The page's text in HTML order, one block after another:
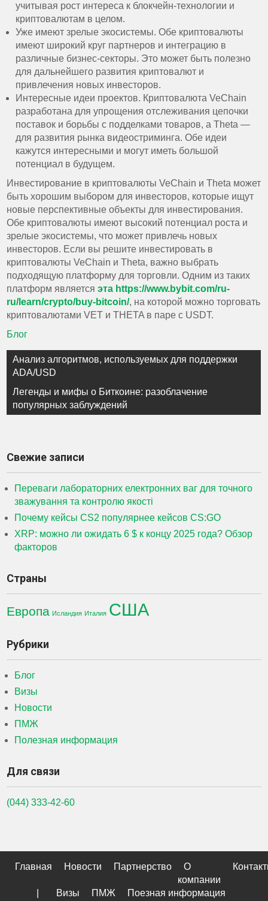
учитывая рост интереса к блокчейн-технологии и
криптовалютам в целом.
Уже имеют зрелые экосистемы. Обе криптовалюты
имеют широкий круг партнеров и интеграцию в
различные бизнес-секторы. Это может быть полезно
для дальнейшего развития криптовалют и
привлечения новых инвесторов.
Интересные идеи проектов. Криптовалюта VeChain
разработана для упрощения отслеживания цепочки
поставок и борьбы с подделками товаров, а Theta —
для развития рынка видеостриминга. Обе идеи
кажутся интересными и могут иметь большой
потенциал в будущем.
Инвестирование в криптовалюты VeChain и Theta может
быть хорошим выбором для инвесторов, которые ищут
новые перспективные объекты для инвестирования.
Обе криптовалюты имеют высокий потенциал роста и
зрелые экосистемы, что может привлечь новых
инвесторов. Если вы решите инвестировать в
криптовалюты VeChain и Theta, важно выбрать
подходящую платформу для торговли. Одним из таких
платформ являетсяэта https://www.bybit.com/ru-
ru/learn/crypto/buy-bitcoin/, на которой можно торговать
криптовалютами VET и THETA в паре с USDT.
Блог
Навигация
по
записям
Анализ алгоритмов, используемых для поддержки
ADA/USD
Легенды и мифы о Биткоине: разоблачение
популярных заблуждений
Свежие записи
Переваги лабораторних електронних ваг для точного
зважування та контролю якості
Почему кейсы CS2 популярнее кейсов CS:GO
XRP: можно ли ожидать 6 $ к концу 2025 года? Обзор
факторов
Страны
Европа Исландия Италия США
Рубрики
Блог
Визы
Новости
ПМЖ
Полезная информация
Для связи
(044) 333-42-60
Главная Новости Партнерство
О
компании
Визы ПМЖ Поезная информация